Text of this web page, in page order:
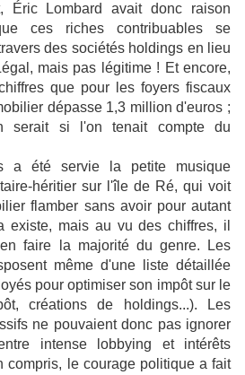
Éric Lombard avait donc raison
ces riches contribuables se
des sociétés holdings en lieu
mais pas légitime ! Et encore,
que pour les foyers fiscaux
dépasse 1,3 million d'euros ;
serait si l'on tenait compte du
a été servie la petite musique
héritier sur l'île de Ré, qui voit
flamber sans avoir pour autant
existe, mais au vu des chiffres, il
faire la majorité du genre. Les
même d'une liste détaillée
pour optimiser son impôt sur le
créations de holdings...). Les
ne pouvaient donc pas ignorer
intense lobbying et intérêts
compris, le courage politique a fait